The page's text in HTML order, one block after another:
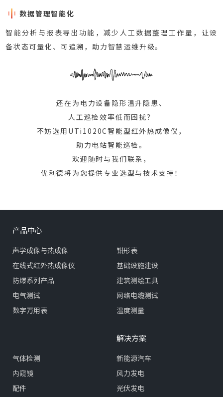
数据管理智能化
智能分析与报表导出功能，减少人工数据整理工作量，让设
备状态可量化、可追溯，助力智慧运维升级。
还在为电力设备隐形温升隐患、
人工巡检效率低而困扰？
不妨选用UTi1020C智能型红外热成像仪，
助力电站智能巡检。
欢迎随时与我们联系，
优利德将为您提供专业选型与技术支持！
产品中心
声学成像与热成像
在线式红外热成像仪
防爆系列产品
电气测试
数字万用表
钳形表
基础设施建设
建筑测绘工具
网络电缆测试
温度测量
气体检测
内窥镜
配件
解决方案
新能源汽车
风力发电
光伏发电